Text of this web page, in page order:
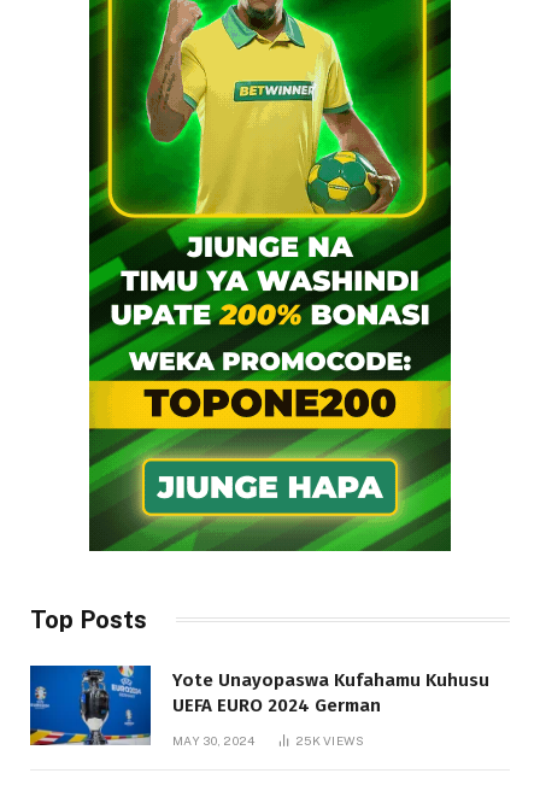
Top Posts
Yote Unayopaswa Kufahamu Kuhusu
UEFA EURO 2024 German
MAY 30, 2024 25KVIEWS